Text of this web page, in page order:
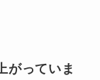
がっていま